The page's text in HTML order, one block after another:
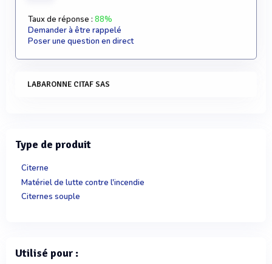
Taux de réponse : 88%
Demander à être rappelé
Poser une question en direct
LABARONNE CITAF SAS
Type de produit
Citerne
Matériel de lutte contre l'incendie
Citernes souple
Utilisé pour :